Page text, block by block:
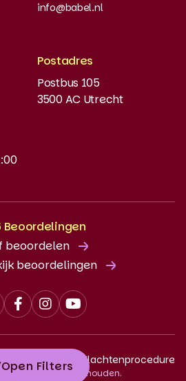
Open Filters
info@babel.nl
Postadres
Postbus 105
3500 AC Utrecht
Beoordelingen
beoordelen
beoordelingen
Alle rechten voorbehouden.
Privacy Policy Klachtenprocedure